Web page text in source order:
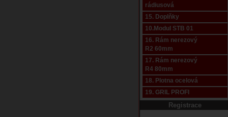
rádiusová
15. Doplňky
10.Modul STB 01
16. Rám nerezový
R2 60mm
17. Rám nerezový
R4 80mm
18. Plotna ocelová
19. GRIL PROFI
Registrace